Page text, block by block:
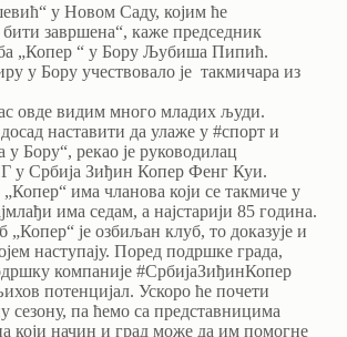
у Новом Саду, којим ће
бити завршена“, каже председник
„Копер “ у Бору Љубиша Пипић.
у Бору учествовало је такмичара из
овде видим много младих људи.
наставити да улаже у #спорт и
Бору“, рекао је руководилац
у Србија Зиђин Копер Фенг Куи.
има чланова који се такмиче у
има седам, а најстарији 85 година.
„Копер“ је озбиљан клуб, то доказује и
наступају. Поред подршке града,
компаније #СрбијаЗиђинКопер
потенцијал. Ускоро ће почети
сезону, па ћемо са представницима
који начин и град може да им помогне